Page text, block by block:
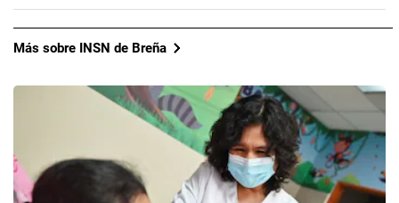
Más sobre INSN de Breña